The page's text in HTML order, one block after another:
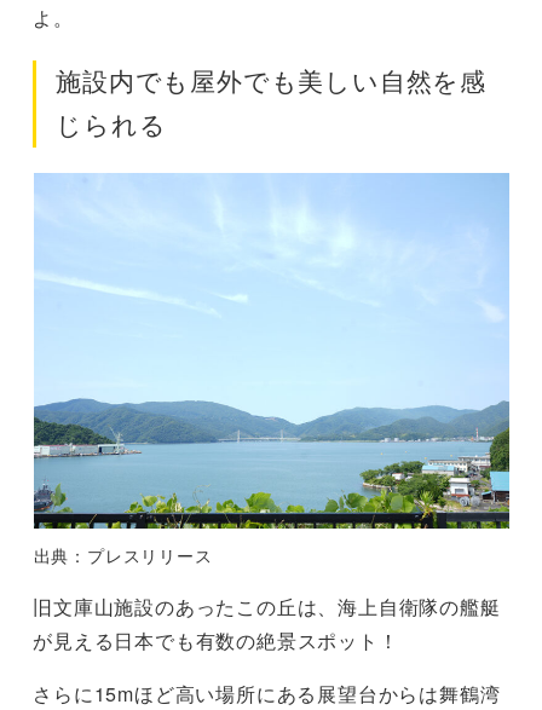
よ。
施設内でも屋外でも美しい自然を感
じられる
出典：プレスリリース
旧文庫山施設のあったこの丘は、海上自衛隊の艦艇
が見える日本でも有数の絶景スポット！
さらに15mほど高い場所にある展望台からは舞鶴湾